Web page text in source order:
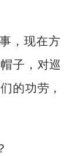
，现在方
子，对巡
的功劳，